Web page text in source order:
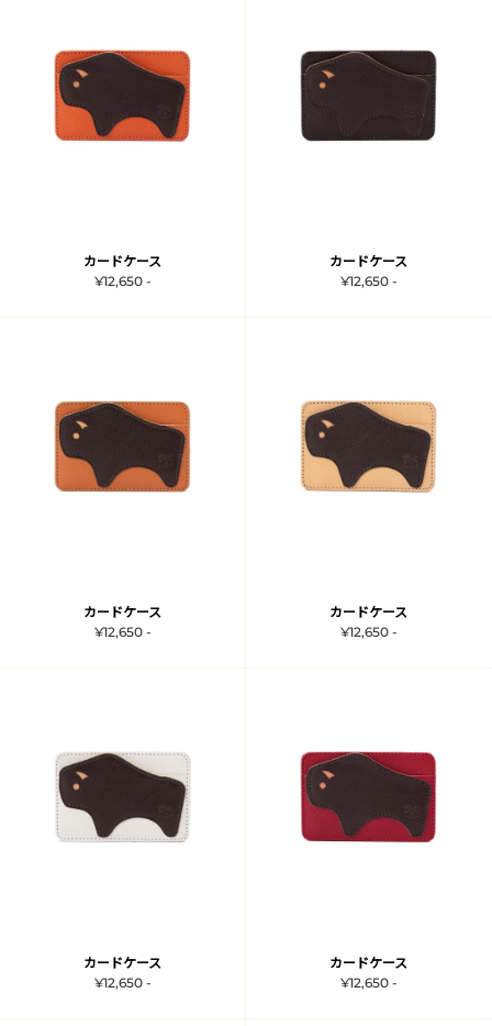
カードケース
¥12,650 -
カードケース
¥12,650 -
カードケース
¥12,650 -
カードケース
¥12,650 -
カードケース
¥12,650 -
カードケース
¥12,650 -